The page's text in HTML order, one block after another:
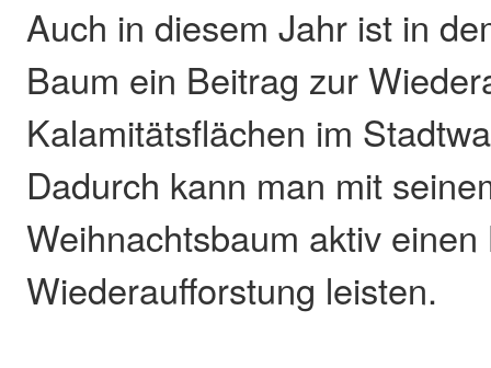
Auch in diesem Jahr ist in
Baum ein Beitrag zur
Kalamitätsflächen im
Dadurch kann man mit
Weihnachtsbaum aktiv
Wiederaufforstung leisten.